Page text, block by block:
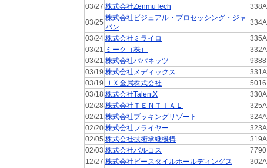
03/27 株式会社ZenmuTech 338A
03/25
株式会社ビジュアル・プロセッシング・ジャ
パン
334A
03/24 株式会社ミライロ 335A
03/21 ミーク（株） 332A
03/21 株式会社パパネッツ 9388
03/19 株式会社メディックス 331A
03/19 ＪＸ金属株式会社 5016
03/18 株式会社TalentX 330A
02/28 株式会社ＴＥＮＴＩＡＬ 325A
02/21 株式会社ブッキングリゾート 324A
02/20 株式会社フライヤー 323A
02/05 株式会社技術承継機構 319A
02/03 株式会社バルコス 7790
12/27 株式会社ビースタイルホールディングス 302A